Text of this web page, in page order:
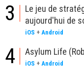
3
Le jeu de
aujourd'hui de
iOS + Android
4 Asylum Life
iOS + Android